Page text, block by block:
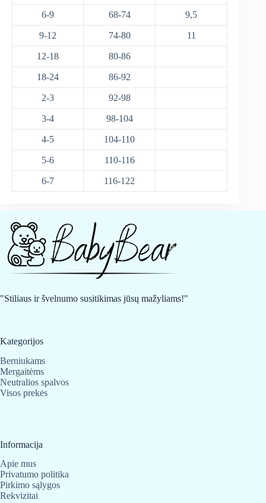
6-9 68-74 9,5
9-12 74-80 11
12-18 80-86
18-24 86-92
2-3 92-98
3-4 98-104
4-5 104-110
5-6 110-116
6-7 116-122
"Stiliaus ir švelnumo susitikimas jūsų mažyliams!"
Kategorijos
Berniukams
Mergaitėms
Neutralios spalvos
Visos prekės
Informacija
Apie mus
Privatumo politika
Pirkimo sąlygos
Rekvizitai